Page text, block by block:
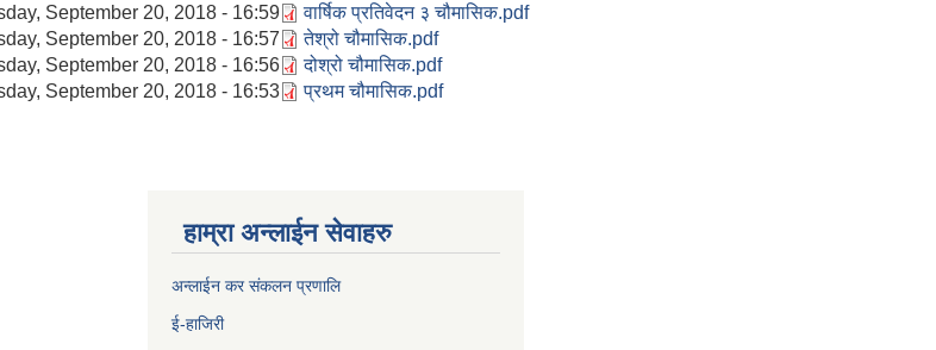
September 20, 2018 - 16:59 वार्षिक प्रतिवेदन ३ चौमासिक.pdf
September 20, 2018 - 16:57 तेश्रो चौमासिक.pdf
September 20, 2018 - 16:56 दोश्रो चौमासिक.pdf
September 20, 2018 - 16:53 प्रथम चौमासिक.pdf
हाम्रा अन्लाईन सेवाहरु
अन्लाईन कर संकलन प्रणालि
ई-हाजिरी